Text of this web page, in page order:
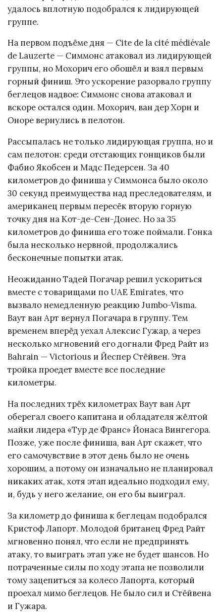
удалось вплотную подобрался к лидирующей
группе.
На первом подъёме дня — Cite de la cité médiévale
de Lauzerte — Симмонс атаковал из лидирующей
группы, но Мохорич его обошёл и взял первым
горный финиш. Это ускорение разорвало группу
беглецов надвое: Симмонс снова атаковал и
вскоре остался один. Мохорич, ван дер Хорн и
Оноре вернулись в пелотон.
Рассыпалась не только лидирующая группа, но и
сам пелотон: среди отстающих гонщиков были
Фабио Якобсен и Мадс Педерсен. За 40
километров до финиша у Симмонса было около
30 секунд преимущества над преследователям, и
американец первым пересёк вторую горную
точку дня на Кот-де-Сен-Донес. Но за 35
километров до финиша его тоже поймали. Гонка
была несколько нервной, продолжались
бесконечные попытки атак.
Неожиданно Тадей Погачар решил ускориться
вместе с товарищами по UAE Emirates, что
вызвало немедленную реакцию Jumbo-Visma.
Ваут ван Арт вернул Погачара в группу. Тем
временем вперёд уехал Алексис Гужар, а через
несколько мгновений его догнали Фред Райт из
Bahrain — Victorious и Йеспер Стёйвен. Эта
тройка проедет вместе все последние
километры.
На последних трёх километрах Ваут ван Арт
оберегал своего капитана и обладателя жёлтой
майки лидера «Тур де Франс» Йонаса Вингегора.
Позже, уже после финиша, ван Арт скажет, что
его самочувствие в этот день было не очень
хорошим, а потому он изначально не планировал
никаких атак, хотя этап идеально подходил ему,
и, будь у него желание, он его бы выиграл.
За километр до финиша к беглецам подобрался
Кристоф Лапорт. Молодой британец Фред Райт
мгновенно понял, что если не предпринять
атаку, то выиграть этап уже не будет шансов. Но
потраченные силы по ходу этапа не позволили
тому зацепиться за колесо Лапорта, который
проехал мимо беглецов. Не было сил и Стёйвена
и Гужара.